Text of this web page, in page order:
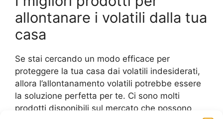
allontanare i volatili dalla tua
casa
Se stai cercando un modo efficace per
proteggere la tua casa dai volatili indesiderati,
allora l’allontanamento volatili potrebbe essere
la soluzione perfetta per te. Ci sono molti
prodotti disponibili sul mercato che possono